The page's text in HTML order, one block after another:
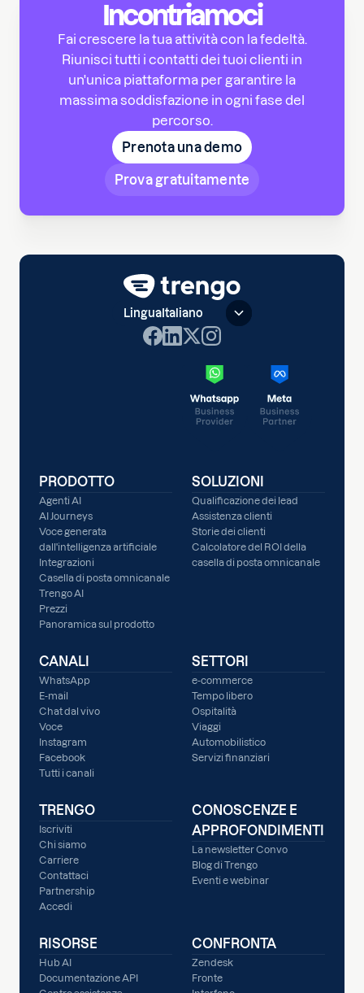
Incontriamoci
Fai crescere la tua attività con la fedeltà.
Riunisci tutti i contatti dei tuoi clienti in
un'unica piattaforma per garantire la
massima soddisfazione in ogni fase del
percorso.
Prenota una demo
Prova gratuitamente
LinguaItaliano
PRODOTTO
Agenti AI
AI Journeys
Voce generata
dall'intelligenza artificiale
Integrazioni
Casella di posta omnicanale
Trengo AI
Prezzi
Panoramica sul prodotto
SOLUZIONI
Qualificazione dei lead
Assistenza clienti
Storie dei clienti
Calcolatore del ROI della
casella di posta omnicanale
CANALI
WhatsApp
E-mail
Chat dal vivo
Voce
Instagram
Facebook
Tutti i canali
SETTORI
e-commerce
Tempo libero
Ospitalità
Viaggi
Automobilistico
Servizi finanziari
TRENGO
Iscriviti
Chi siamo
Carriere
Contattaci
Partnership
Accedi
CONOSCENZE E
APPROFONDIMENTI
La newsletter Convo
Blog di Trengo
Eventi e webinar
RISORSE
Hub AI
Documentazione API
CONFRONTA
Zendesk
Fronte